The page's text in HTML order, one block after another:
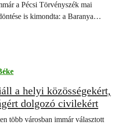
a Pécsi Törvényszék mai
is kimondta: a Baranya
kell tartania a hazai törvényeket,
a Greenpeace Magyarország
a helyi közösségekért,
dolgozó civilekért
több városban immár választott